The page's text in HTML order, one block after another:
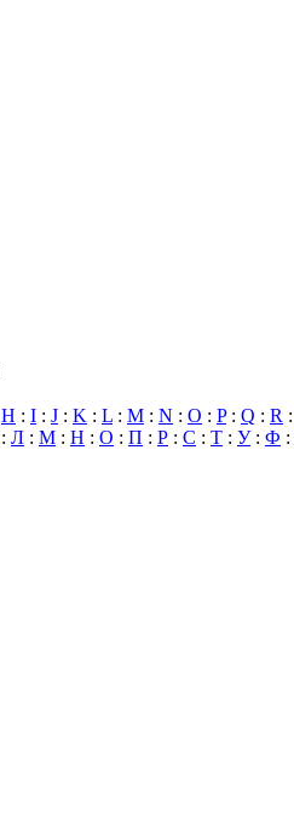
H : I : J : K : L : M : N : O : P: Q : R :
: Л : М : Н : О : П : Р : С : Т : У: Ф :